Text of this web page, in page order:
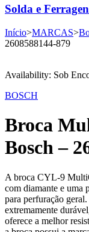
Solda e
Início>MARCAS>
2608588144-879
Availability: Sob
BOSCH
Broca
Bosch –
A broca CYL-9
com diamante e uma
para perfuração
extremamente
oferece a melhor